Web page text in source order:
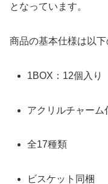
となっています。
商品の基本仕様は以下
1BOX：12個入り
アクリルチャーム
全17種類
ビスケット同梱